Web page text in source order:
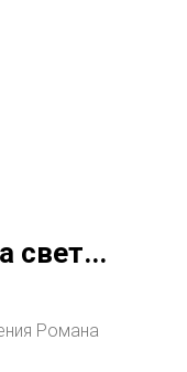
свет...
Романа